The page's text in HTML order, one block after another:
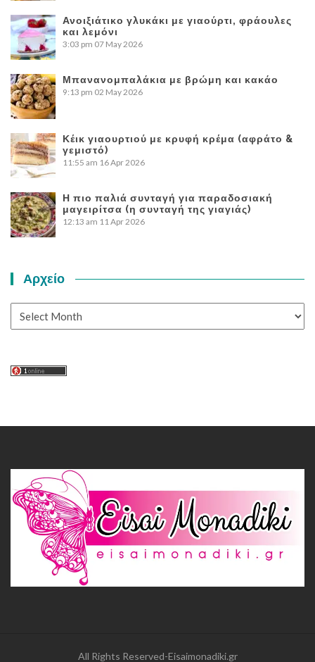
Ανοιξιάτικο γλυκάκι με γιαούρτι, φράουλες
και λεμόνι
3:03 pm 07 May 2026
Μπανανομπαλάκια με βρώμη και κακάο
9:13 pm 02 May 2026
Κέικ γιαουρτιού με κρυφή κρέμα (αφράτο &
γεμιστό)
11:55 am 16 Apr 2026
Η πιο παλιά συνταγή για παραδοσιακή
μαγειρίτσα (η συνταγή της γιαγιάς)
12:13 am 11 Apr 2026
Αρχείο
All Rights Reserved-Eisaimonadiki.gr